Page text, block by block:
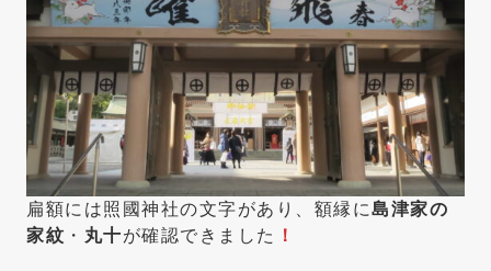
扁額には照國神社の文字があり、額縁に島津家の
家紋 ・ 丸十が確認できました ！